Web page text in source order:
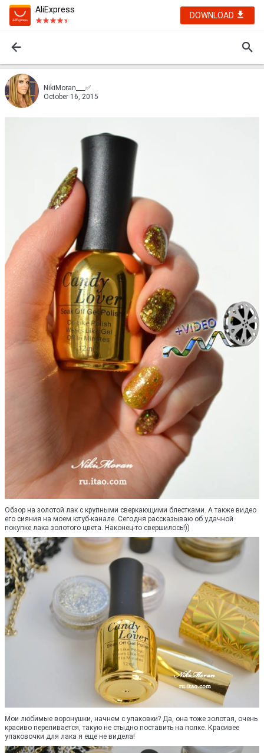
AliExpress
DOWNLOAD
NikiMoran___✅
October 16, 2015
Обзор на золотой лак с крупными сверкающими блестками. А также видео
его сияния на моем ютуб-канале. Сегодня рассказываю об удачной
покупке лака золотого цвета. Наконец-то свершилось!))
Мои любимые воронушки, начнем с упаковки? Да, она тоже золотая, очень
красиво переливается, такую не стыдно поставить на полке. Красивее
упаковочки для лака я еще не видела!